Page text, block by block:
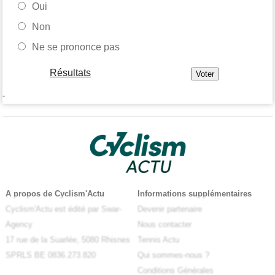
Oui
Non
Ne se prononce pas
Résultats
-
A propos de Cyclism'Actu
Cyclism'Actu est édité par Swar-
Agency
17 rue de la Suarlée, 5080 Rhisnes
SPRLS BE 0836.273.820
Informations supplémentaires
Devenir partenaire
Nous contacter
Tennis Actu
Qui sommes-nous ?
Conditions Générales